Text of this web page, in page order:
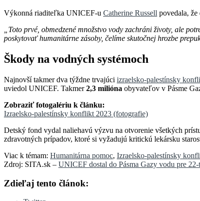
Výkonná riaditeľka UNICEF-u Catherine Russell povedala,
„Toto prvé, obmedzené množstvo vody zachráni životy, ale
poskytovať humanitárne zásoby, čelíme skutočnej hrozbe
Škody na vodných systémoch
Najnovší takmer dva týždne trvajúci izraelsko-palestínsky
uviedol UNICEF. Takmer2,3 milióna obyvateľov v Pásme
Zobraziť fotogalériu k článku:
Izraelsko-palestínsky konflikt 2023 (fotografie)
Detský fond vydal naliehavú výzvu na otvorenie všetkých
zdravotných prípadov, ktoré si vyžadujú kritickú lekársku
Viac k témam: Humanitárna pomoc, Izraelsko-palestínsky
Zdroj: SITA.sk – UNICEF dostal do Pásma Gazy vodu pre
Zdieľaj tento článok: